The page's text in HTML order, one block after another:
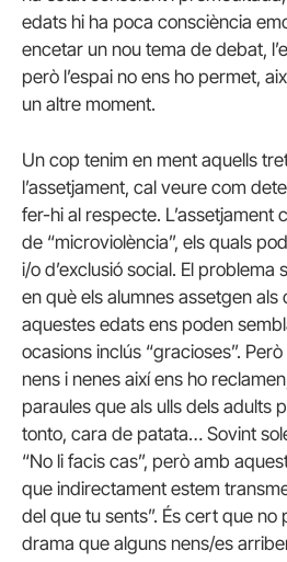
edats hi ha poca consciència
encetar un nou tema de debat,
però l’espai no ens ho permet,
un altre moment.
Un cop tenim en ment aquells
l’assetjament, cal veure com
fer-hi al respecte. L’assetjament
de “microviolència”, els quals
i/o d’exclusió social. El problema
en què els alumnes assetgen als
aquestes edats ens poden
ocasions inclús “gracioses”.
nens i nenes així ens ho
paraules que als ulls dels adults
tonto, cara de patata… Sovint
“No li facis cas”, però amb
que indirectament estem
del que tu sents”. És cert que no
drama que alguns nens/es